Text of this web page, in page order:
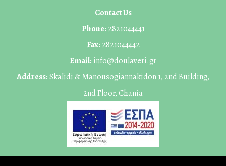
Contact Us
Phone: 2821044441
Fax: 2821044442
Email: info@doulaveri.gr
Address:Skalidi & Manousogiannakidon 1, 2nd Building,
2nd Floor, Chania